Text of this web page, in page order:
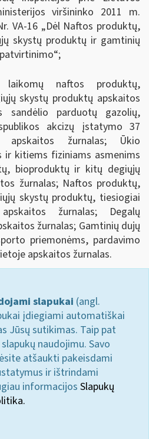
viršininko 2011 m.
VA-16 „Dėl Naftos produktų,
skystų produktų ir gamtinių
naftos produktų,
skystų produktų apskaitos
sandėlio parduotų gazolių,
akcizų įstatymo 37
žurnalas; Ūkio
ir kitiems fiziniams asmenims
bioproduktų ir kitų degiųjų
žurnalas; Naftos produktų,
skystų produktų, tiesiogiai
žurnalas; Degalų
žurnalas; Gamtinių dujų
priemonėms, pardavimo
apskaitos žurnalas.
slapukai (angl.
įdiegiami automatiškai
Jūsų sutikimas. Taip pat
naudojimu. Savo
atšaukti pakeisdami
ir ištrindami
informacijos Slapukų